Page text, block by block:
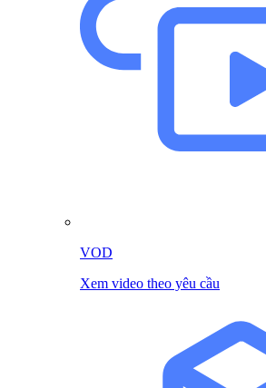
VOD
Xem video theo yêu cầu